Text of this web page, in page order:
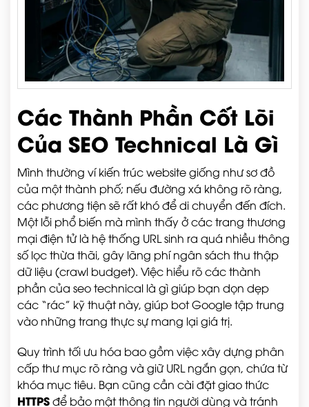
Các Thành Phần Cốt Lõi
Của SEO Technical Là Gì
Mình thường ví kiến trúc website giống như sơ đồ
của một thành phố; nếu đường xá không rõ ràng,
các phương tiện sẽ rất khó để di chuyển đến đích.
Một lỗi phổ biến mà mình thấy ở các trang thương
mại điện tử là hệ thống URL sinh ra quá nhiều thông
số lọc thừa thãi, gây lãng phí ngân sách thu thập
dữ liệu (crawl budget). Việc hiểu rõ các thành
phần của seo technical là gì giúp bạn dọn dẹp
các “rác” kỹ thuật này, giúp bot Google tập trung
vào những trang thực sự mang lại giá trị.
Quy trình tối ưu hóa bao gồm việc xây dựng phân
cấp thư mục rõ ràng và giữ URL ngắn gọn, chứa từ
khóa mục tiêu. Bạn cũng cần cài đặt giao thức
HTTPSđể bảo mật thông tin người dùng và tránh